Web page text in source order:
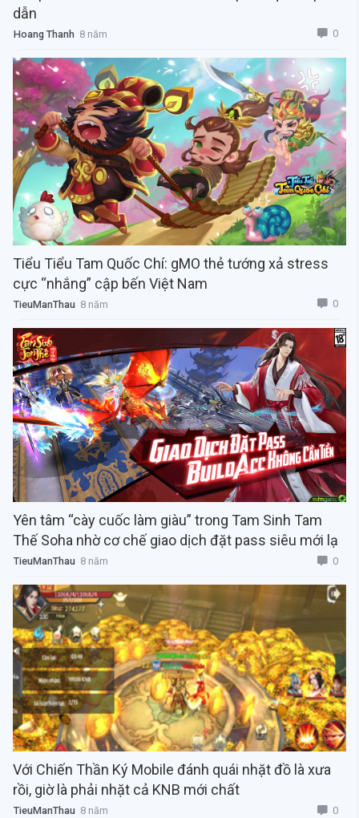
dẫn
Hoang Thanh 8 năm 0
Tiểu Tiểu Tam Quốc Chí: gMO thẻ tướng xả stress
cực “nhắng” cập bến Việt Nam
TieuManThau 8 năm 0
Yên tâm “cày cuốc làm giàu” trong Tam Sinh Tam
Thế Soha nhờ cơ chế giao dịch đặt pass siêu mới lạ
TieuManThau 8 năm 0
Với Chiến Thần Ký Mobile đánh quái nhặt đồ là xưa
rồi, giờ là phải nhặt cả KNB mới chất
TieuManThau 8 năm 0